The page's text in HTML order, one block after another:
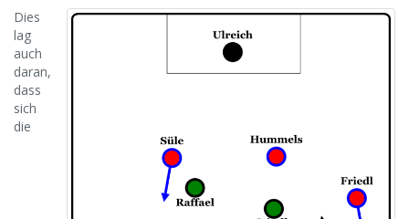
Dies
lag
auch
daran,
dass
sich
die